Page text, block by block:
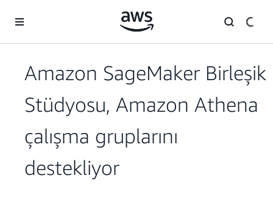
Amazon SageMaker Birleşik
Stüdyosu, Amazon Athena
çalışma gruplarını
destekliyor